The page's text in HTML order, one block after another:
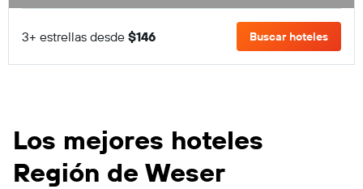
3+ estrellas desde $146 Buscar hoteles
Los mejores hoteles
Región de Weser